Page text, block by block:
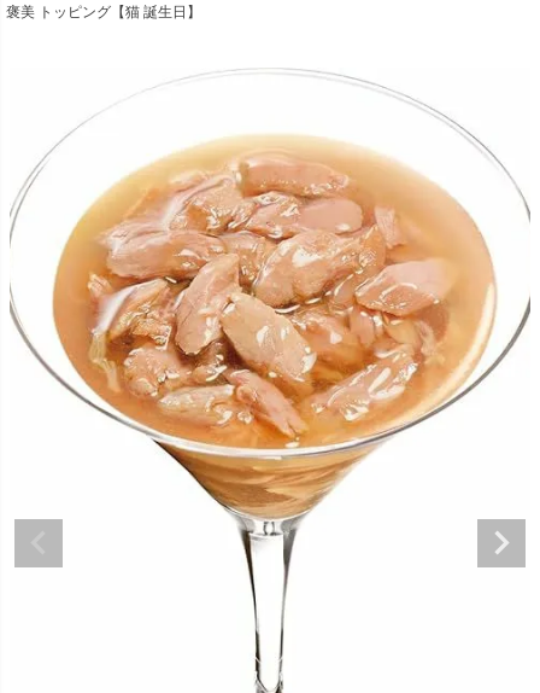
褒美 トッピング【猫 誕生日】